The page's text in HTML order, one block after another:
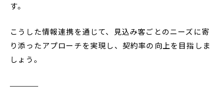
す。
こうした情報連携を通じて、見込み客ごとのニーズに寄
り添ったアプローチを実現し、契約率の向上を目指しま
しょう。